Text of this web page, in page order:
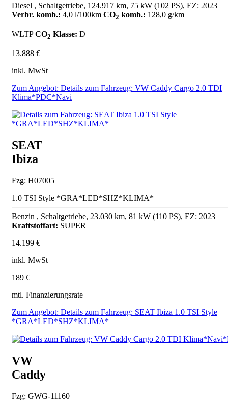
Diesel , Schaltgetriebe, 124.917 km, 75 kW (102 PS), EZ: 2023
Verbr. komb.: 4,0 l/100km CO2 komb.: 128,0 g/km
WLTPCO2 Klasse: D
13.888 €
inkl. MwSt
Zum Angebot: Details zum Fahrzeug: VW Caddy Cargo 2.0 TDI
Klima*PDC*Navi
SEAT
Ibiza
Fzg: H07005
1.0 TSI Style *GRA*LED*SHZ*KLIMA*
Benzin , Schaltgetriebe, 23.030 km, 81 kW (110 PS), EZ: 2023
Kraftstoffart: SUPER
14.199 €
inkl. MwSt
189 €
mtl. Finanzierungsrate
Zum Angebot: Details zum Fahrzeug: SEAT Ibiza 1.0 TSI Style
*GRA*LED*SHZ*KLIMA*
VW
Caddy
Fzg: GWG-11160